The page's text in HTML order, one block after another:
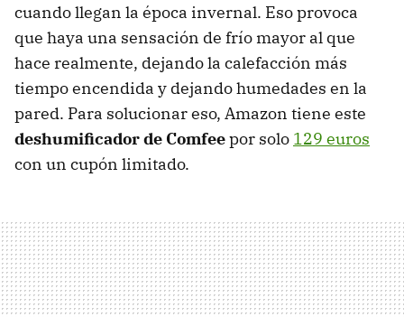
cuando llegan la época invernal. Eso provoca
que haya una sensación de frío mayor al que
hace realmente, dejando la calefacción más
tiempo encendida y dejando humedades en la
pared. Para solucionar eso, Amazon tiene este
deshumificador de Comfeepor solo 129 euros
con un cupón limitado.